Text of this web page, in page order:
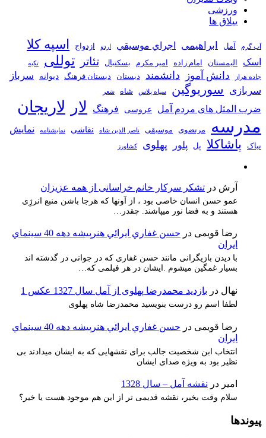
ورزشی
ییلاق ها
آب گرم آمل ابراهیمی اجراي موسيقي اردو ازدواج اسپه کلا
اسک الیمستان امام زاده امیر مکرم بسکتبال تئاتر توللی تکیه
جاده هراز دانش آموز دانشمند دبستان دبستان فرهنگ دیوانه
سرباز
سربازی
سوریوگین سیاه پلاس شاه شعر
ضرب المثل های مردم آمل عروسی فرهنگ لار لاریجان
مدرسه مرتضوی موسیقی ناصر الدین شاه نقاشی نمايشنامه نمایش
نیاک پاشاکلا پل پلور پهلوی کشاورز
آرش در تشکر سرکار خانم خراسانی از همه عزیزان
عمو حسن انسان خاصی بود ، از آونها که هرجا باشن منبع انرژِی
هستند و به فضا نور میپاشند. چقدر…
رضا قویمی در
حسن غفاري ايرائي هنرپيشه دهه 40 سينماي
ايران
با دیدن بازیگرانی مانند حسن غفاری که در جوانی در گذشته اند
بسیار غمگین میشوم .ایشان در هر فیلمی که…
نهال در بازدید محمدرضا پهلوی از آمل سال 1327 عکس 1
لطفا اسم رو درست بنویسید محمدرضا شاه پهلوی
رضا قویمی در
حسن غفاري ايرائي هنرپيشه دهه 40 سينماي
ايران
انتخاب ابن شخصیت جالب برای نقشهایی که به ایشان میدادند بی
نظیر بود به ویژه صدای ایشان
امیر در نقشه آمل – سال 1328
سلام وقت بخیر، نقشه قدیمی تر از این هم موجود هست یا خیر؟
پیوندها